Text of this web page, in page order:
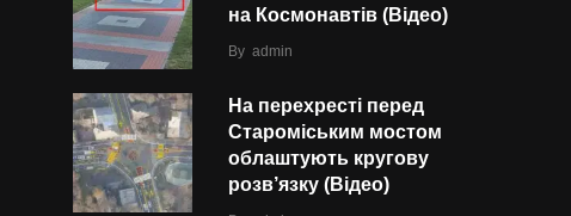
на Космонавтів (Відео)
By admin
На перехресті перед
Староміським мостом
облаштують кругову
розв’язку (Відео)